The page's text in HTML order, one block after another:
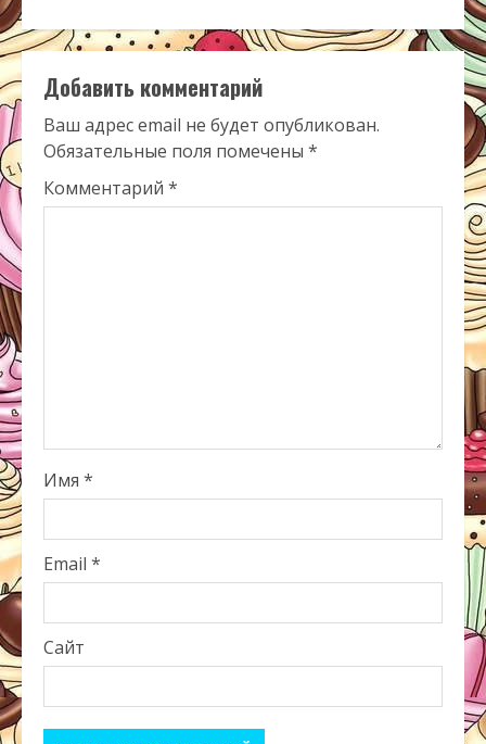
Добавить комментарий
Ваш адрес email не будет опубликован.
Обязательные поля помечены *
Комментарий *
Имя *
Email *
Сайт